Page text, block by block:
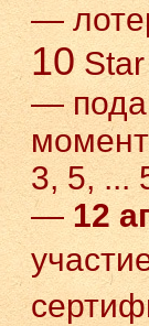
—
10Star
—
3, 5, ...
— 12